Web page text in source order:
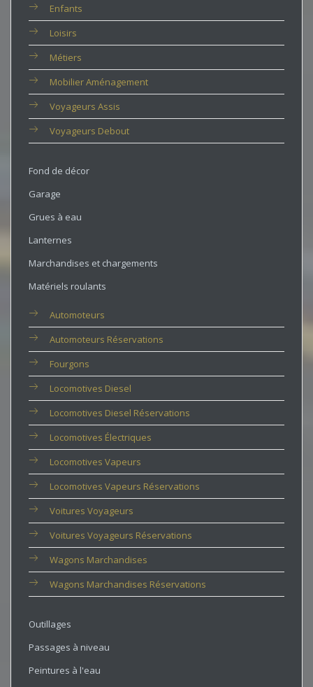
Enfants
Loisirs
Métiers
Mobilier Aménagement
Voyageurs Assis
Voyageurs Debout
Fond de décor
Garage
Grues à eau
Lanternes
Marchandises et chargements
Matériels roulants
Automoteurs
Automoteurs Réservations
Fourgons
Locomotives Diesel
Locomotives Diesel Réservations
Locomotives Électriques
Locomotives Vapeurs
Locomotives Vapeurs Réservations
Voitures Voyageurs
Voitures Voyageurs Réservations
Wagons Marchandises
Wagons Marchandises Réservations
Outillages
Passages à niveau
Peintures à l'eau